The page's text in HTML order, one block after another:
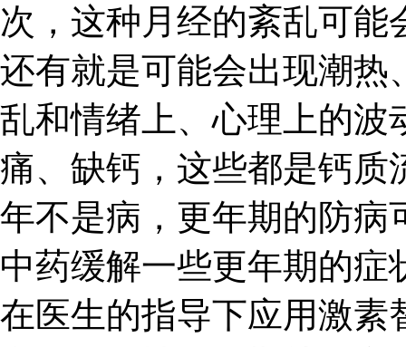
次，这种月经的紊乱可
还有就是可能会出现潮热
乱和情绪上、心理上的波
痛、缺钙，这些都是钙质
年不是病，更年期的防病
中药缓解一些更年期的
在医生的指导下应用激素